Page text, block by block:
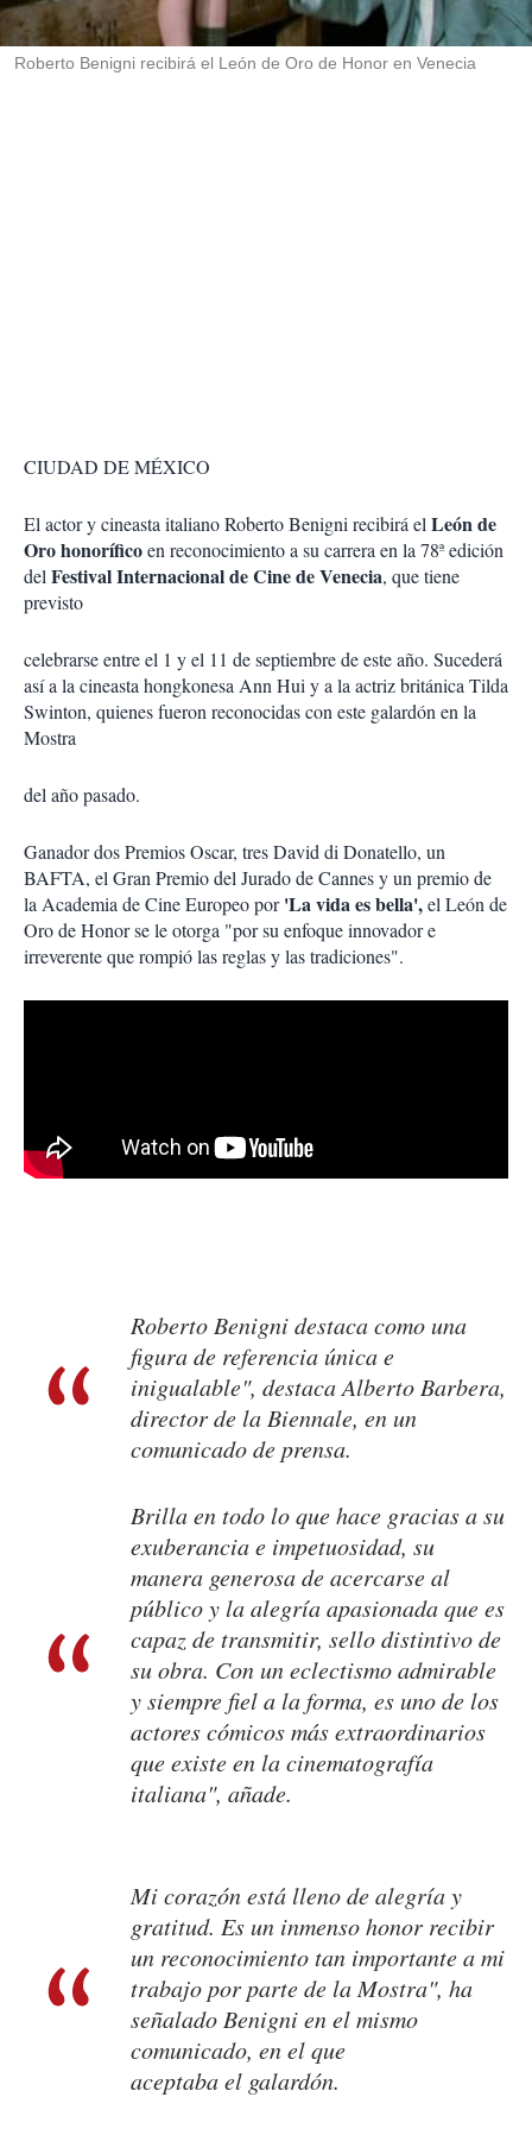
Roberto Benigni recibirá el León de Oro de Honor en Venecia
CIUDAD DE MÉXICO
El actor y cineasta italiano Roberto Benigni recibirá elLeón de
Oro honoríficoen reconocimiento a su carrera en la 78ª edición
delFestival Internacional de Cine de Venecia, que tiene
previsto
celebrarse entre el 1 y el 11 de septiembre de este año. Sucederá
así a la cineasta hongkonesa Ann Hui y a la actriz británica Tilda
Swinton, quienes fueron reconocidas con este galardón en la
Mostra
del año pasado.
Ganador dos Premios Oscar, tres David di Donatello, un
BAFTA, el Gran Premio del Jurado de Cannes y un premio de
la Academia de Cine Europeo por'La vida es bella',el León de
Oro de Honor se le otorga "por su enfoque innovador e
irreverente que rompió las reglas y las tradiciones".
Roberto Benigni destaca como una
figura de referencia única e
inigualable", destaca Alberto Barbera,
director de la Biennale, en un
comunicado de prensa.
Brilla en todo lo que hace gracias a su
exuberancia e impetuosidad, su
manera generosa de acercarse al
público y la alegría apasionada que es
capaz de transmitir, sello distintivo de
su obra. Con un eclectismo admirable
y siempre fiel a la forma, es uno de los
actores cómicos más extraordinarios
que existe en la cinematografía
italiana", añade.
Mi corazón está lleno de alegría y
gratitud. Es un inmenso honor recibir
un reconocimiento tan importante a mi
trabajo por parte de la Mostra", ha
señalado Benigni en el mismo
comunicado, en el que
aceptaba el galardón.